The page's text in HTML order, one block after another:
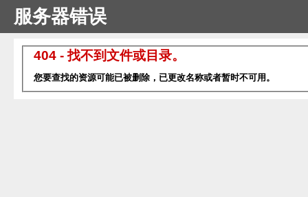
服务器错误
404 - 找不到文件或目录。
您要查找的资源可能已被删除，已更改名称或者暂时不可用。